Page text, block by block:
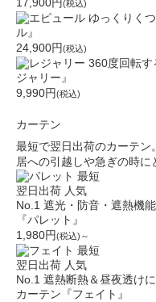
(税込)
ゆっくりく
ル』
24,900円(税込)
360度回転す
ジャリー』
9,990円(税込)
カーテン
最短で翌日出荷のカーテ
居への引越しや急ぎの時に
最短
翌日出荷 人気
No.1 遮光・防音・遮熱機
『パレット』
1,980円(税込)～
最短
翌日出荷 人気
No.1 遮熱断熱＆昼夜透け
カーテン『フェイト』